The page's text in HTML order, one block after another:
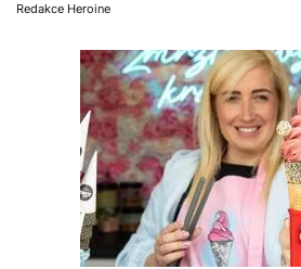
Redakce Heroine